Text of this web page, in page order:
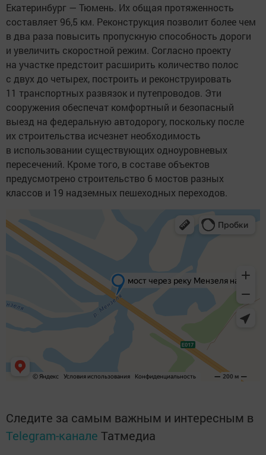
Екатеринбург — Тюмень. Их общая протяженность
составляет 96,5 км. Реконструкция позволит более чем
в два раза повысить пропускную способность дороги
и увеличить скоростной режим. Согласно проекту
на участке предстоит расширить количество полос
с двух до четырех, построить и реконструировать
11 транспортных развязок и путепроводов. Эти
сооружения обеспечат комфортный и безопасный
выезд на федеральную автодорогу, поскольку после
их строительства исчезнет необходимость
в использовании существующих одноуровневых
пересечений. Кроме того, в составе объектов
предусмотрено строительство 6 мостов разных
классов и 19 надземных пешеходных переходов.
Следите за самым важным и интересным в
Telegram-канале Татмедиа